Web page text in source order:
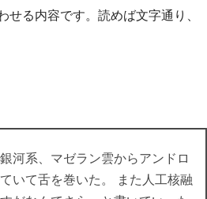
る内容です。読めば文字通り、
河系、マゼラン雲からアンドロ
いて舌を巻いた。 また人工核融